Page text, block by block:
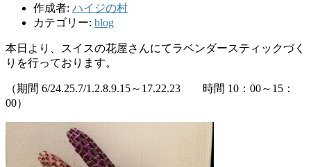
作成者: ハイジの村
カテゴリー: blog
本日より、スイスの花屋さんにてラベンダースティックづく
りを行っております。
（期間 6/24.25.7/1.2.8.9.15～17.22.23 時間 10：00～15：
00）